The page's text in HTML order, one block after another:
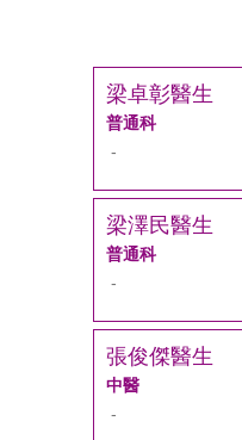
梁卓彰醫生
普通科
-
梁澤民醫生
普通科
-
張俊傑醫生
中醫
-